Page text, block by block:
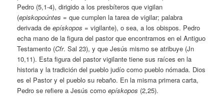
Pedro (5,1-4), dirigido a los presbíteros que vigilan
(episkopoúntes = que cumplen la tarea de vigilar; palabra
derivada deepískopos = vigilante), o sea, a los obispos. Pedro
echa mano de la figura del pastor que encontramos en el Antiguo
Testamento (Cfr. Sal 23), y que Jesús mismo se atribuye (Jn
10,11). Esta figura del pastor vigilante tiene sus raíces en la
historia y la tradición del pueblo judío como pueblo nómada. Dios
es el Pastor y el pueblo su rebaño. En la misma primera carta,
Pedro se refiere a Jesús comoepískopos (2,25).